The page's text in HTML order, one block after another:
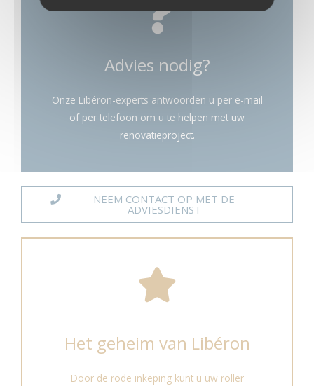
Advies nodig?
Onze Libéron-experts antwoorden u per e-mail
of per telefoon om u te helpen met uw
renovatieproject.
NEEM CONTACT OP MET DE
ADVIESDIENST
Het geheim van Libéron
Door de rode inkeping kunt u uw roller